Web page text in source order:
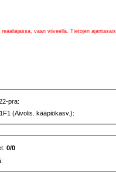
vaan viiveellä. Tietojen
pra:
(Aivolis. kääpiökasv.):
0/0